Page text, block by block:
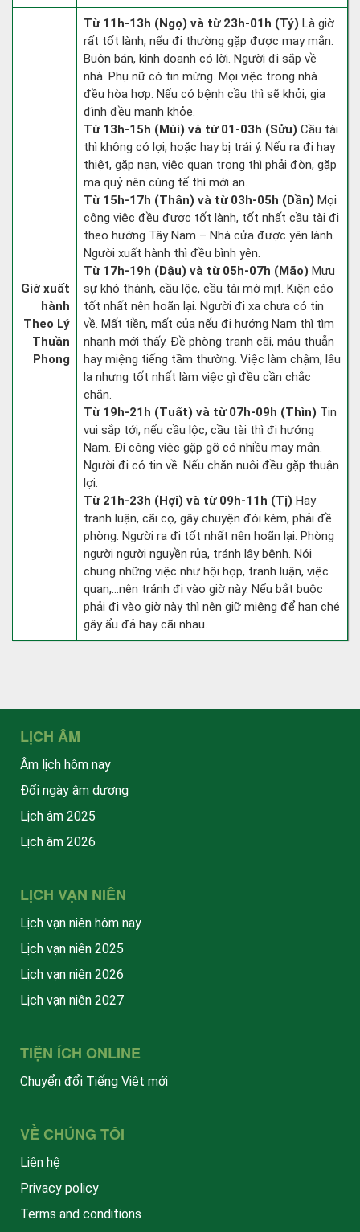
Giờ xuất
hành
Theo Lý
Thuần
Phong
Từ 11h-13h (Ngọ) và từ 23h-01h (Tý) Là giờ
rất tốt lành, nếu đi thường gặp được may mắn.
Buôn bán, kinh doanh có lời. Người đi sắp về
nhà. Phụ nữ có tin mừng. Mọi việc trong nhà
đều hòa hợp. Nếu có bệnh cầu thì sẽ khỏi, gia
đình đều mạnh khỏe.
Từ 13h-15h (Mùi) và từ 01-03h (Sửu) Cầu tài
thì không có lợi, hoặc hay bị trái ý. Nếu ra đi hay
thiệt, gặp nạn, việc quan trọng thì phải đòn, gặp
ma quỷ nên cúng tế thì mới an.
Từ 15h-17h (Thân) và từ 03h-05h (Dần) Mọi
công việc đều được tốt lành, tốt nhất cầu tài đi
theo hướng Tây Nam – Nhà cửa được yên lành.
Người xuất hành thì đều bình yên.
Từ 17h-19h (Dậu) và từ 05h-07h (Mão) Mưu
sự khó thành, cầu lộc, cầu tài mờ mịt. Kiện cáo
tốt nhất nên hoãn lại. Người đi xa chưa có tin
về. Mất tiền, mất của nếu đi hướng Nam thì tìm
nhanh mới thấy. Đề phòng tranh cãi, mâu thuẫn
hay miệng tiếng tầm thường. Việc làm chậm, lâu
la nhưng tốt nhất làm việc gì đều cần chắc
chắn.
Từ 19h-21h (Tuất) và từ 07h-09h (Thìn) Tin
vui sắp tới, nếu cầu lộc, cầu tài thì đi hướng
Nam. Đi công việc gặp gỡ có nhiều may mắn.
Người đi có tin về. Nếu chăn nuôi đều gặp thuận
lợi.
Từ 21h-23h (Hợi) và từ 09h-11h (Tị) Hay
tranh luận, cãi cọ, gây chuyện đói kém, phải đề
phòng. Người ra đi tốt nhất nên hoãn lại. Phòng
người người nguyền rủa, tránh lây bệnh. Nói
chung những việc như hội họp, tranh luận, việc
quan,…nên tránh đi vào giờ này. Nếu bắt buộc
phải đi vào giờ này thì nên giữ miệng để hạn ché
gây ẩu đả hay cãi nhau.
LỊCH ÂM
Âm lịch hôm nay
Đổi ngày âm dương
Lịch âm 2025
Lịch âm 2026
LỊCH VẠN NIÊN
Lịch vạn niên hôm nay
Lịch vạn niên 2025
Lịch vạn niên 2026
Lịch vạn niên 2027
TIỆN ÍCH ONLINE
Chuyển đổi Tiếng Việt mới
VỀ CHÚNG TÔI
Liên hệ
Privacy policy
Terms and conditions